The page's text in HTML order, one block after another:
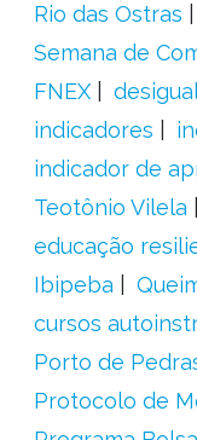
Rio das Ostras
Semana de
FNEX
indicadores
indicador de
Teotônio Vilela
educação
Ibipeba
cursos
Porto de
Protocolo de